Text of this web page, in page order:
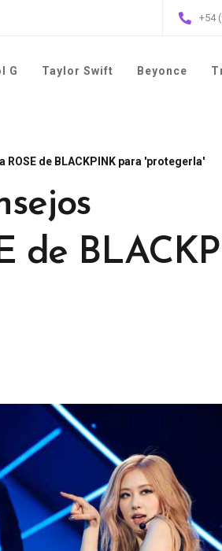
+54
G Taylor Swift Beyonce
de BLACKPINK para 'protegerla'
de